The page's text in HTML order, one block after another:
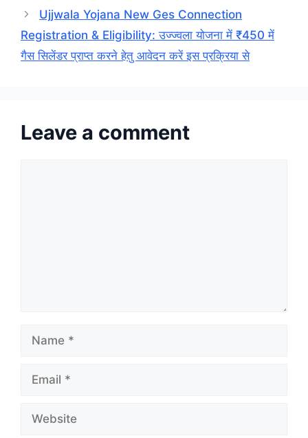
Ujjwala Yojana New Ges Connection
Registration & Eligibility: उज्ज्वला योजना में ₹450 में
गैस सिलेंडर प्राप्त करने हेतु आवेदन करें इस प्रक्रिया से
Leave a comment
Name
Email
Website